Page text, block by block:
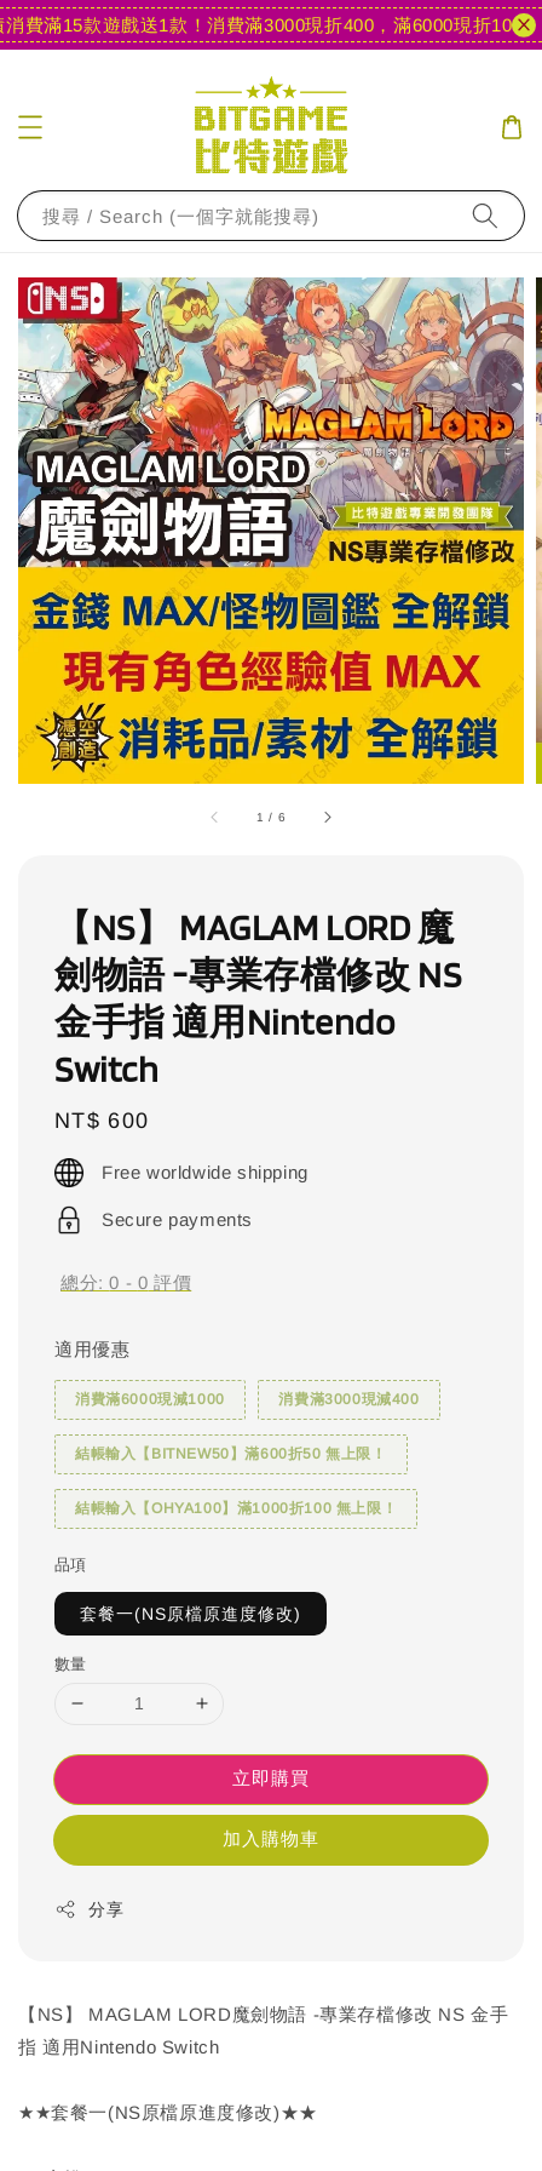
滿15款遊戲送1款！ 消費滿3000現折400，滿6000現折1000【
搜尋 / Search (一個字就能搜尋)
1 / 6
【NS】 MAGLAM LORD 魔
劍物語 -專業存檔修改 NS
金手指 適用Nintendo
Switch
Regular
price
NT$ 600
Free worldwide shipping
Secure payments
總分:0 - 0 評價
適用優惠
消費滿6000現減1000 消費滿3000現減400
結帳輸入【BITNEW50】滿600折50 無上限！
結帳輸入【OHYA100】滿1000折100 無上限！
品項
套餐一(NS原檔原進度修改)
數量
立即購買
加入購物車
分享
【NS】 MAGLAM LORD魔劍物語 -專業存檔修改 NS 金手
指 適用Nintendo Switch
★★套餐一(NS原檔原進度修改)★★